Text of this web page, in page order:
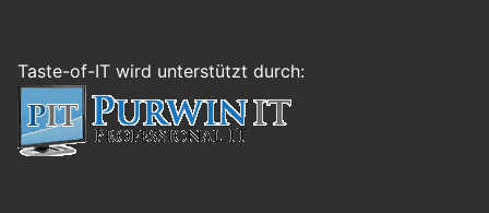
Taste-of-IT wird unterstützt durch: